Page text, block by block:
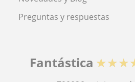
Preguntas y respuestas
Fantástica